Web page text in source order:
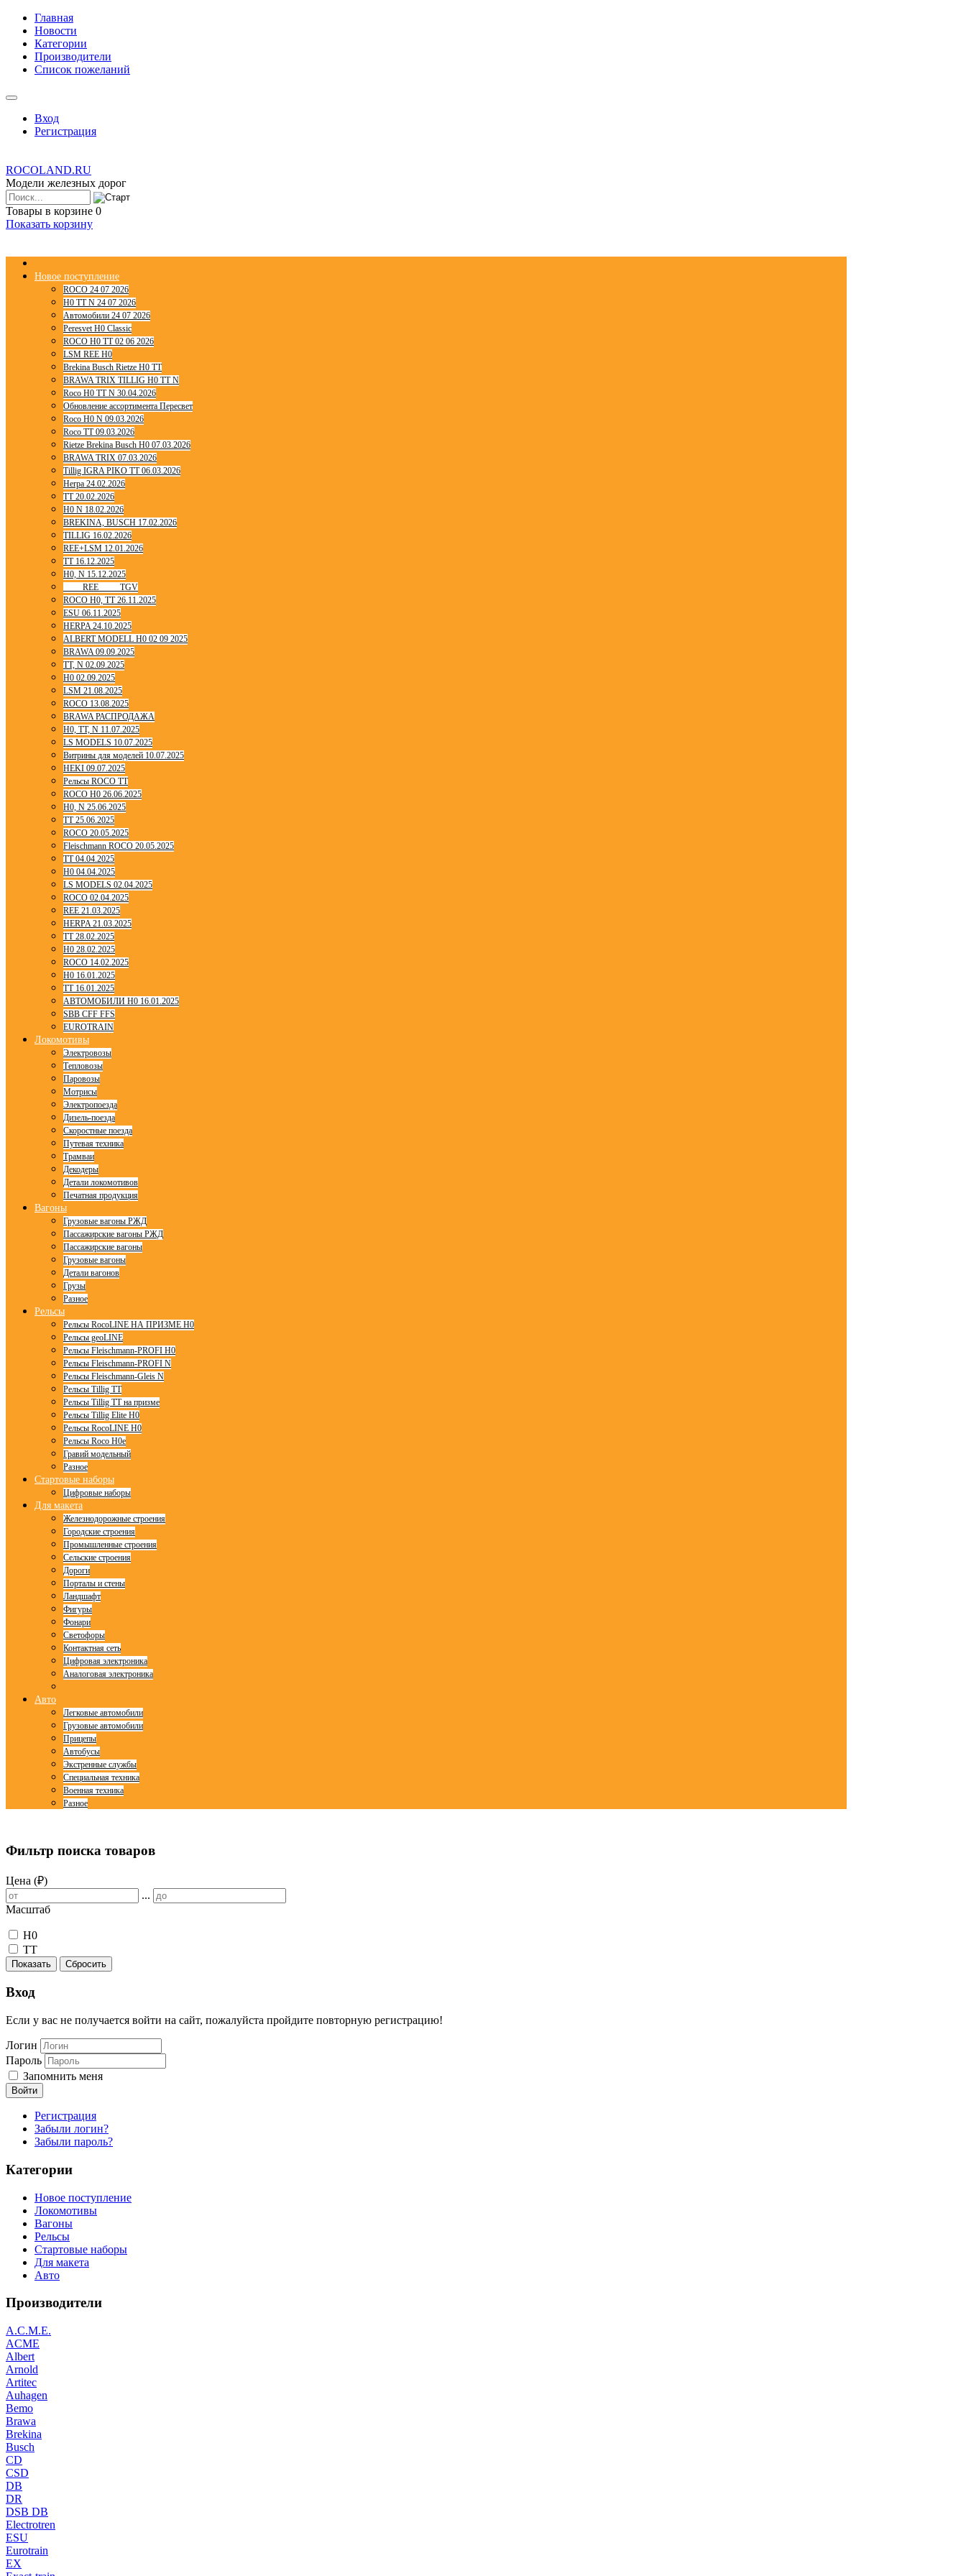
Главная
Новости
Категории
Производители
Список пожеланий
Вход
Регистрация
ROCOLAND.RU
Модели железных дорог
Товары в корзине 0
Показать корзину
Новое поступление
ROCO 24 07 2026
H0 TT N 24 07 2026
Автомобили 24 07 2026
Peresvet H0 Classic
ROCO H0 TT 02 06 2026
LSM REE H0
Brekina Busch Rietze H0 TT
BRAWA TRIX TILLIG H0 TT N
Roco H0 TT N 30.04.2026
Обновление ассортимента Пересвет
Roco H0 N 09.03.2026
Roco TT 09.03.2026
Rietze Brekina Busch H0 07.03.2026
BRAWA TRIX 07.03.2026
Tillig IGRA PIKO TT 06.03.2026
Herpa 24.02.2026
TT 20.02.2026
H0 N 18.02.2026
BREKINA, BUSCH 17.02.2026
TILLIG 16.02.2026
REE+LSM 12.01.2026
TT 16.12.2025
H0, N 15.12.2025
____ REE ____ TGV
ROCO H0, TT 26.11.2025
ESU 06.11.2025
HERPA 24.10.2025
ALBERT MODELL H0 02 09 2025
BRAWA 09.09.2025
TT, N 02.09.2025
H0 02.09.2025
LSM 21.08.2025
ROCO 13.08.2025
BRAWA РАСПРОДАЖА
H0, TT, N 11.07.2025
LS MODELS 10.07.2025
Витрины для моделей 10.07.2025
HEKI 09.07.2025
Рельсы ROCO TT
ROCO H0 26.06.2025
H0, N 25.06.2025
TT 25.06.2025
ROCO 20.05.2025
Fleischmann ROCO 20.05.2025
TT 04.04.2025
H0 04.04.2025
LS MODELS 02.04.2025
ROCO 02.04.2025
REE 21.03.2025
HERPA 21.03.2025
TT 28.02.2025
H0 28.02.2025
ROCO 14.02.2025
H0 16.01.2025
TT 16.01.2025
АВТОМОБИЛИ H0 16.01.2025
SBB CFF FFS
EUROTRAIN
Локомотивы
Электровозы
Тепловозы
Паровозы
Мотрисы
Электропоезда
Дизель-поезда
Скоростные поезда
Путевая техника
Трамваи
Декодеры
Детали локомотивов
Печатная продукция
Вагоны
Грузовые вагоны РЖД
Пассажирские вагоны РЖД
Пассажирские вагоны
Грузовые вагоны
Детали вагонов
Грузы
Разное
Рельсы
Рельсы RocoLINE НА ПРИЗМЕ H0
Рельсы geoLINE
Рельсы Fleischmann-PROFI H0
Рельсы Fleischmann-PROFI N
Рельсы Fleischmann-Gleis N
Рельсы Tillig TT
Рельсы Tillig TT на призме
Рельсы Tillig Elite H0
Рельсы RocoLINE H0
Рельсы Roco H0e
Гравий модельный
Разное
Стартовые наборы
Цифровые наборы
Для макета
Железнодорожные строения
Городские строения
Промышленные строения
Сельские строения
Дороги
Порталы и стены
Ландшафт
Фигуры
Фонари
Светофоры
Контактная сеть
Цифровая электроника
Аналоговая электроника
Авто
Легковые автомобили
Грузовые автомобили
Прицепы
Автобусы
Экстренные службы
Специальная техника
Военная техника
Разное
Фильтр поиска товаров
Цена (₽)
...
Масштаб
H0
TT
Показать Сбросить
Вход
Если у вас не получается войти на сайт, пожалуйста пройдите повторную регистрацию!
Логин
Пароль
Запомнить меня
Войти
Регистрация
Забыли логин?
Забыли пароль?
Категории
Новое поступление
Локомотивы
Вагоны
Рельсы
Стартовые наборы
Для макета
Авто
Производители
A.C.M.E.
ACME
Albert
Arnold
Artitec
Auhagen
Bemo
Brawa
Brekina
Busch
CD
CSD
DB
DR
DSB DB
Electrotren
ESU
Eurotrain
EX